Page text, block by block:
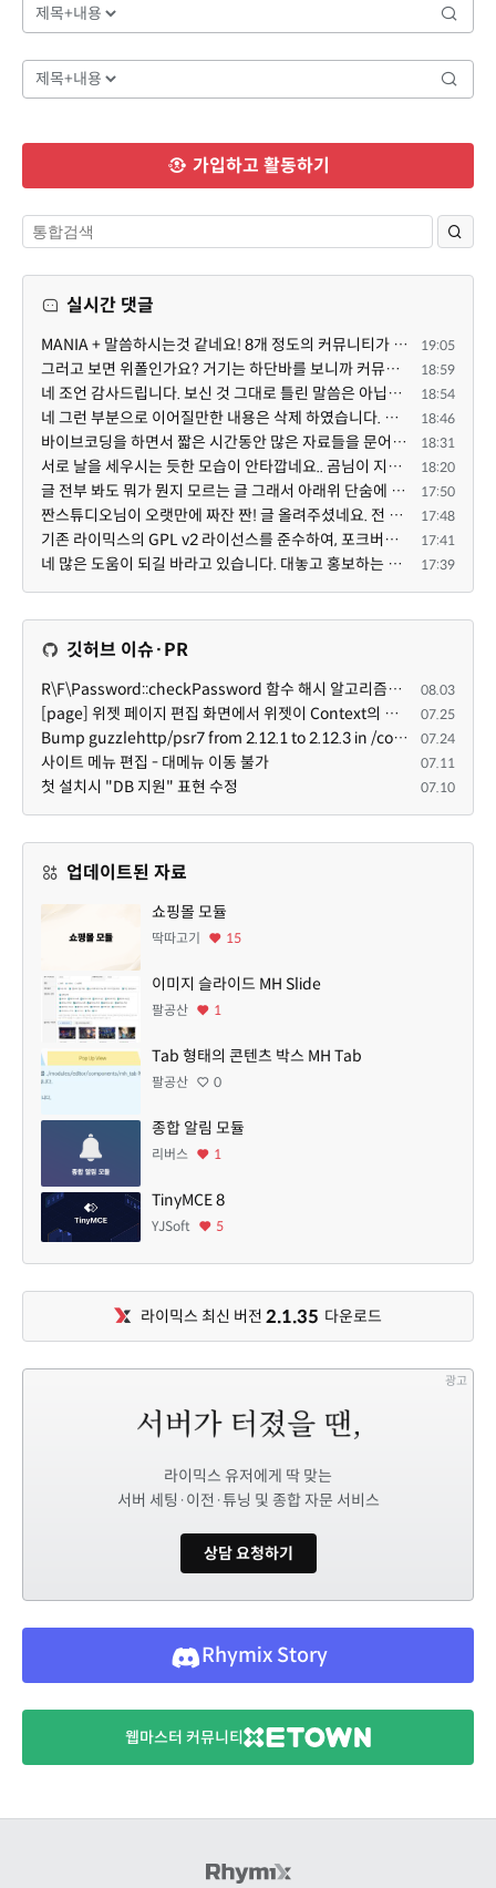
가입하고 활동하기
실시간 댓글
MANIA + 말씀하시는것 같네요! 8개 정도의 커뮤니티가 저 MANIA+ 기반으로 구축된거로 알고 있습니다. SaaS ... 19:05
그러고 보면 위폴인가요? 거기는 하단바를 보니까 커뮤니티 빌딩 SaaS 솔루션을 사용하고 있는거 같더라고요... 18:59
네 조언 감사드립니다. 보신 것 그대로 틀린 말씀은 아닙니다. 다만, 배포한 것에 대해 흥미가 떨어져서 뒷... 18:54
네 그런 부분으로 이어질만한 내용은 삭제 하였습니다. 불편을 드려 죄송합니다. 저희는 비즈니스 완성할 수... 18:46
바이브코딩을 하면서 짧은 시간동안 많은 자료들을 문어발식 확장하면서 이미 배포한것에대한 흥미가 떨어지... 18:31
서로 날을 세우시는 듯한 모습이 안타깝네요.. 곰님이 지금까지 이끌어주셨던것처럼 안정적인 코어도 필요하... 18:20
글 전부 봐도 뭐가 뭔지 모르는 글 그래서 아래위 단숨에 쭈욱 훝어만 보고 말았지만 참 대단한 정성이예요.... 17:50
짠스튜디오님이 오랫만에 짜잔 짠! 글 올려주셨네요. 전 봐도 잘 모르는 내용이지만 그래도 응원드려요. 17:48
기존 라이믹스의 GPL v2 라이선스를 준수하여, 포크버전도 GPL v2 라이선스로 공개 배포됩니다. 17:41
네 많은 도움이 되길 바라고 있습니다. 대놓고 홍보하는 일(무료자료 배포 → 저희 사이트 내 다운로드로 유... 17:39
깃허브 이슈·PR
R\F\Password::checkPassword 함수 해시 알고리즘을 암시적으로 호출하는 경우 Argon2id 해시 비교 실패 08.03
[page] 위젯 페이지 편집 화면에서 위젯이 Context의 module_info를 덮어쓰면 저장이 ERR_ACT_IS_NOT_STANDALONE으로 실패 07.25
Bump guzzlehttp/psr7 from 2.12.1 to 2.12.3 in /common 07.24
사이트 메뉴 편집 - 대메뉴 이동 불가 07.11
첫 설치시 "DB 지원" 표현 수정 07.10
업데이트된 자료
쇼핑몰 모듈
딱따고기 15
이미지 슬라이드 MH Slide
팔공산 1
Tab 형태의 콘텐츠 박스 MH Tab
팔공산 0
종합 알림 모듈
리버스 1
TinyMCE 8
YJSoft 5
라이믹스 최신 버전 2.1.35 다운로드
광고
라이믹스 유저에게 딱 맞는
서버 세팅·이전·튜닝 및 종합 자문 서비스
상담 요청하기
Rhymix Story
웹마스터 커뮤니티